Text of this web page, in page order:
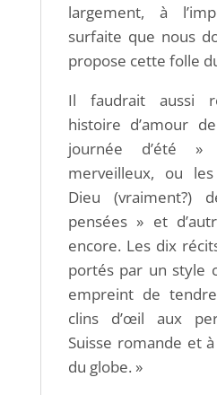
largement, à
surfaite que nous
propose cette folle
Il faudrait aussi
histoire d’amour
journée d’été
merveilleux, ou
Dieu (vraiment?)
pensées » et
encore. Les dix
portés par un style
empreint de
clins d’œil aux
Suisse romande et
du globe. »